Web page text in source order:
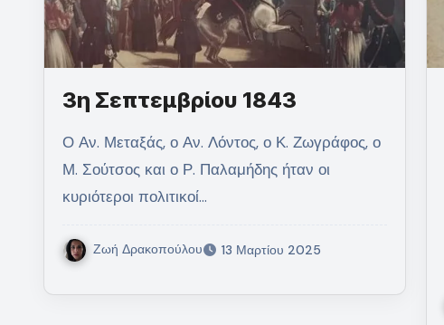
3η Σεπτεμβρίου 1843
Ο Αν. Μεταξάς, ο Αν. Λόντος, ο Κ. Ζωγράφος, ο
Μ. Σούτσος και ο Ρ. Παλαμήδης ήταν οι
κυριότεροι πολιτικοί…
Ζωή Δρακοπούλου 13 Μαρτίου 2025